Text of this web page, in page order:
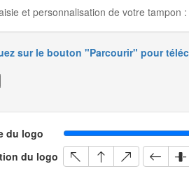
et personnalisation de votre tampon :
sur le bouton "Parcourir" pour
du logo
du logo